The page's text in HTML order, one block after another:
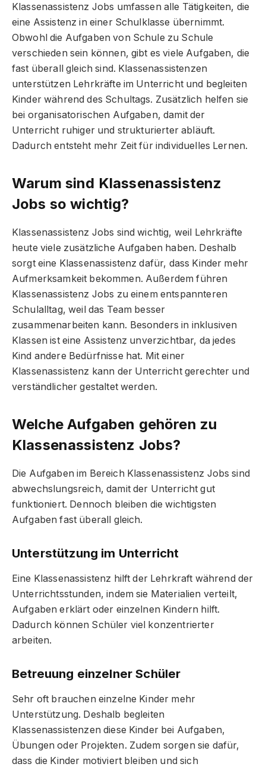
Klassenassistenz Jobs umfassen alle Tätigkeiten, die
eine Assistenz in einer Schulklasse übernimmt.
Obwohl die Aufgaben von Schule zu Schule
verschieden sein können, gibt es viele Aufgaben, die
fast überall gleich sind. Klassenassistenzen
unterstützen Lehrkräfte im Unterricht und begleiten
Kinder während des Schultags. Zusätzlich helfen sie
bei organisatorischen Aufgaben, damit der
Unterricht ruhiger und strukturierter abläuft.
Dadurch entsteht mehr Zeit für individuelles Lernen.
Warum sind Klassenassistenz
Jobs so wichtig?
Klassenassistenz Jobs sind wichtig, weil Lehrkräfte
heute viele zusätzliche Aufgaben haben. Deshalb
sorgt eine Klassenassistenz dafür, dass Kinder mehr
Aufmerksamkeit bekommen. Außerdem führen
Klassenassistenz Jobs zu einem entspannteren
Schulalltag, weil das Team besser
zusammenarbeiten kann. Besonders in inklusiven
Klassen ist eine Assistenz unverzichtbar, da jedes
Kind andere Bedürfnisse hat. Mit einer
Klassenassistenz kann der Unterricht gerechter und
verständlicher gestaltet werden.
Welche Aufgaben gehören zu
Klassenassistenz Jobs?
Die Aufgaben im Bereich Klassenassistenz Jobs sind
abwechslungsreich, damit der Unterricht gut
funktioniert. Dennoch bleiben die wichtigsten
Aufgaben fast überall gleich.
Unterstützung im Unterricht
Eine Klassenassistenz hilft der Lehrkraft während der
Unterrichtsstunden, indem sie Materialien verteilt,
Aufgaben erklärt oder einzelnen Kindern hilft.
Dadurch können Schüler viel konzentrierter
arbeiten.
Betreuung einzelner Schüler
Sehr oft brauchen einzelne Kinder mehr
Unterstützung. Deshalb begleiten
Klassenassistenzen diese Kinder bei Aufgaben,
Übungen oder Projekten. Zudem sorgen sie dafür,
dass die Kinder motiviert bleiben und sich